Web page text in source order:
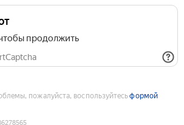
продолжить
пожалуйста, воспользуйтесьформой